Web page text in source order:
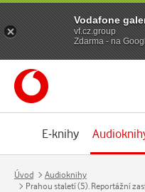
E-knihy
Úvod
Audioknihy
Prahou staletí (5). Reportážní
Vodafone
vf.cz.group
Zdarma - na